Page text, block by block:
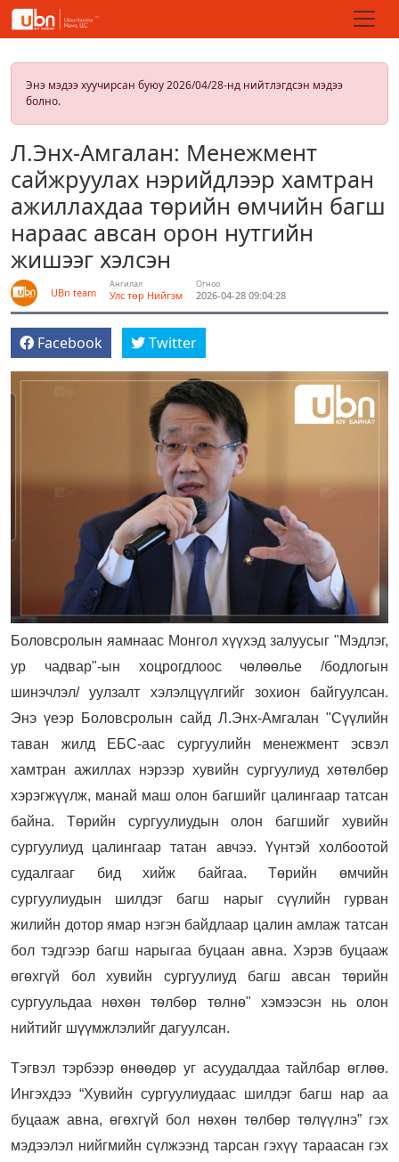
Энэ мэдээ хуучирсан буюу 2026/04/28-нд нийтлэгдсэн мэдээ
болно.
Л.Энх-Амгалан: Менежмент
сайжруулах нэрийдлээр хамтран
ажиллахдаа төрийн өмчийн багш
нараас авсан орон нутгийн
жишээг хэлсэн
UBn team
Ангилал
Улс төр Нийгэм
Огноо
2026-04-28 09:04:28
Facebook Twitter
Боловсролын яамнаас Монгол хүүхэд залуусыг "Мэдлэг,
ур чадвар"-ын хоцрогдлоос чөлөөлье /бодлогын
шинэчлэл/ уулзалт хэлэлцүүлгийг зохион байгуулсан.
Энэ үеэр Боловсролын сайд Л.Энх-Амгалан "Сүүлийн
таван жилд ЕБС-аас сургуулийн менежмент эсвэл
хамтран ажиллах нэрээр хувийн сургуулиуд хөтөлбөр
хэрэгжүүлж, манай маш олон багшийг цалингаар татсан
байна. Төрийн сургуулиудын олон багшийг хувийн
сургуулиуд цалингаар татан авчээ. Үүнтэй холбоотой
судалгааг бид хийж байгаа. Төрийн өмчийн
сургуулиудын шилдэг багш нарыг сүүлийн гурван
жилийн дотор ямар нэгэн байдлаар цалин амлаж татсан
бол тэдгээр багш нарыгаа буцаан авна. Хэрэв буцааж
өгөхгүй бол хувийн сургуулиуд багш авсан төрийн
сургуульдаа нөхөн төлбөр төлнө" хэмээсэн нь олон
нийтийг шүүмжлэлийг дагуулсан.
Тэгвэл тэрбээр өнөөдөр уг асуудалдаа тайлбар өглөө.
Ингэхдээ “Хувийн сургуулиудаас шилдэг багш нар аа
буцааж авна, өгөхгүй бол нөхөн төлбөр төлүүлнэ” гэх
мэдээлэл нийгмийн сүлжээнд тарсан гэхүү тараасан гэх